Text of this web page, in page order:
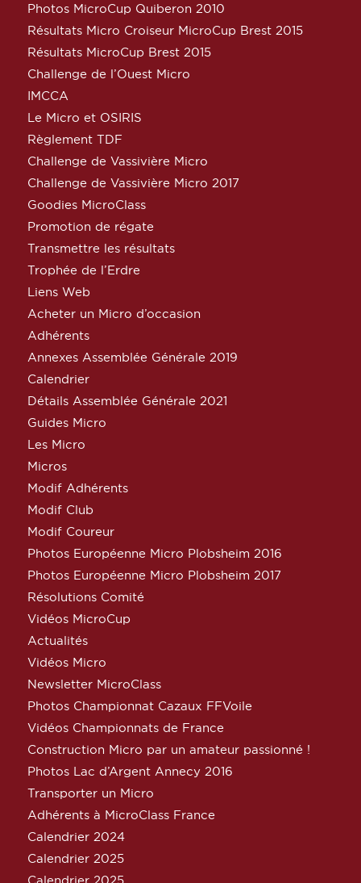
Photos MicroCup Quiberon 2010
Résultats Micro Croiseur MicroCup Brest 2015
Résultats MicroCup Brest 2015
Challenge de l’Ouest Micro
IMCCA
Le Micro et OSIRIS
Règlement TDF
Challenge de Vassivière Micro
Challenge de Vassivière Micro 2017
Goodies MicroClass
Promotion de régate
Transmettre les résultats
Trophée de l’Erdre
Liens Web
Acheter un Micro d’occasion
Adhérents
Annexes Assemblée Générale 2019
Calendrier
Détails Assemblée Générale 2021
Guides Micro
Les Micro
Micros
Modif Adhérents
Modif Club
Modif Coureur
Photos Européenne Micro Plobsheim 2016
Photos Européenne Micro Plobsheim 2017
Résolutions Comité
Vidéos MicroCup
Actualités
Vidéos Micro
Newsletter MicroClass
Photos Championnat Cazaux FFVoile
Vidéos Championnats de France
Construction Micro par un amateur passionné !
Photos Lac d’Argent Annecy 2016
Transporter un Micro
Adhérents à MicroClass France
Calendrier 2024
Calendrier 2025
Calendrier 2025